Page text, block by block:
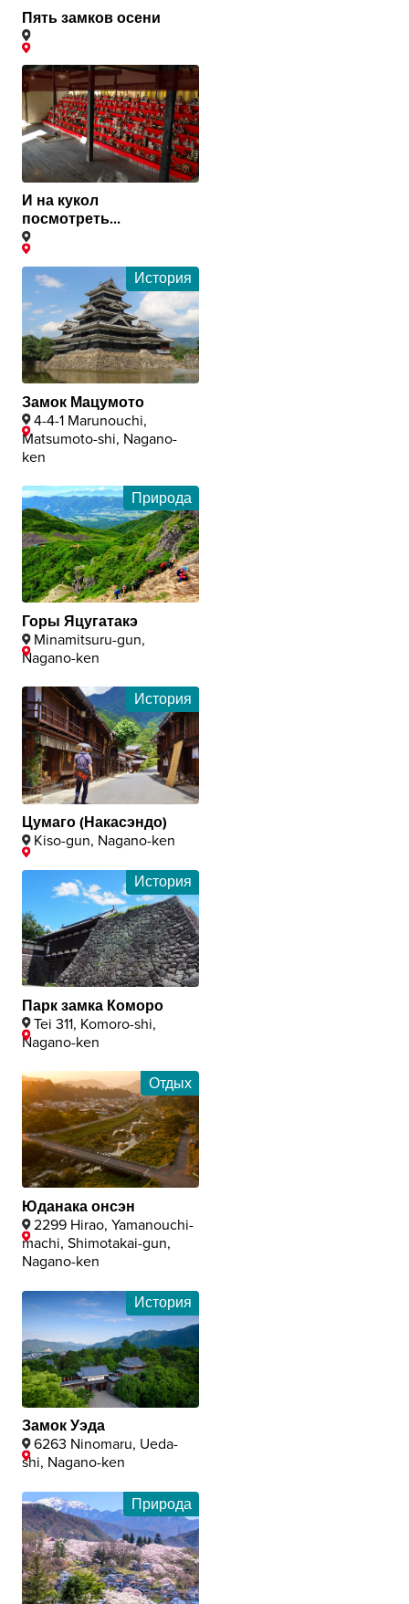
Пять замков осени
И на кукол
посмотреть...
История
Замок Мацумото
4-4-1 Marunouchi,
Matsumoto-shi, Nagano-
ken
Природа
Горы Яцугатакэ
Minamitsuru-gun,
Nagano-ken
История
Цумаго (Накасэндо)
Kiso-gun, Nagano-ken
История
Парк замка Коморо
Tei 311, Komoro-shi,
Nagano-ken
Отдых
Юданака онсэн
2299 Hirao, Yamanouchi-
machi, Shimotakai-gun,
Nagano-ken
История
Замок Уэда
6263 Ninomaru, Ueda-
shi, Nagano-ken
Природа